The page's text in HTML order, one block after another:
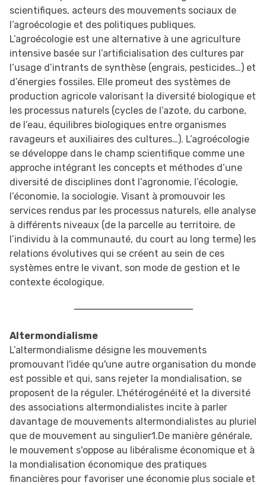
scientifiques, acteurs des mouvements sociaux de
l’agroécologie et des politiques publiques.
L’agroécologie est une alternative à une agriculture
intensive basée sur l’artificialisation des cultures par
l’usage d’intrants de synthèse (engrais, pesticides…) et
d’énergies fossiles. Elle promeut des systèmes de
production agricole valorisant la diversité biologique et
les processus naturels (cycles de l’azote, du carbone,
de l’eau, équilibres biologiques entre organismes
ravageurs et auxiliaires des cultures…). L’agroécologie
se développe dans le champ scientifique comme une
approche intégrant les concepts et méthodes d’une
diversité de disciplines dont l’agronomie, l’écologie,
l’économie, la sociologie. Visant à promouvoir les
services rendus par les processus naturels, elle analyse
à différents niveaux (de la parcelle au territoire, de
l’individu à la communauté, du court au long terme) les
relations évolutives qui se créent au sein de ces
systèmes entre le vivant, son mode de gestion et le
contexte écologique.
Altermondialisme
L’altermondialisme désigne les mouvements
promouvant l'idée qu'une autre organisation du monde
est possible et qui, sans rejeter la mondialisation, se
proposent de la réguler. L'hétérogénéité et la diversité
des associations altermondialistes incite à parler
davantage de mouvements altermondialistes au pluriel
que de mouvement au singulier1.De manière générale,
le mouvement s'oppose au libéralisme économique et à
la mondialisation économique des pratiques
financières pour favoriser une économie plus sociale et